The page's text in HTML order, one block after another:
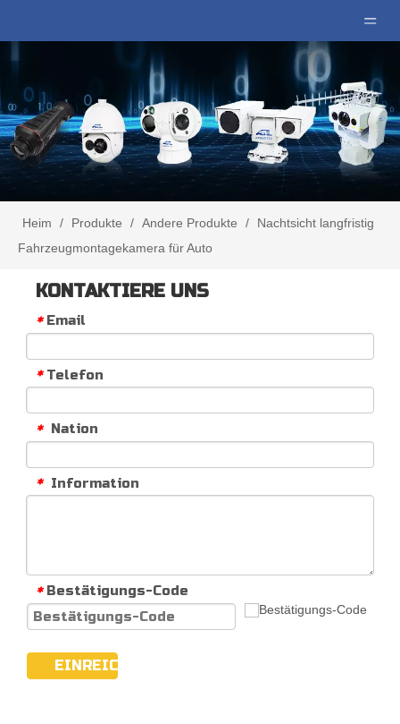
Heim / Produkte / Andere Produkte /
Nachtsicht langfristig
Fahrzeugmontagekamera für Auto
KONTAKTIERE UNS
* Email
* Telefon
* Nation
* Information
* Bestätigungs-Code
EINREICHEN